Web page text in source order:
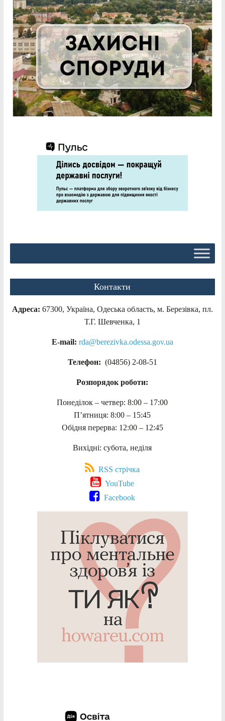
Контакти
Адреса: 67300, Україна, Одеська область, м. Березівка, пл.
Т.Г. Шевченка, 1
E-mail: rda@berezivka.odessa.gov.ua
Телефон: (04856) 2-08-51
Розпорядок роботи:
Понеділок – четвер: 8:00 – 17:00
П’ятниця: 8:00 – 15:45
Обідня перерва: 12:00 – 12:45
Вихідні: субота, неділя
RSS стрічка
YouTube
Facebook